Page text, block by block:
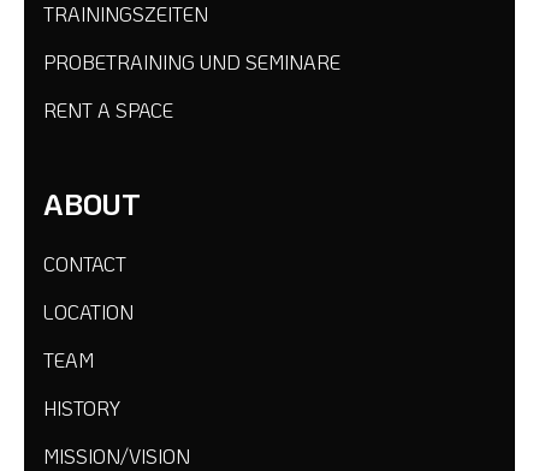
TRAININGSZEITEN
PROBETRAINING UND SEMINARE
RENT A SPACE
ABOUT
CONTACT
LOCATION
TEAM
HISTORY
MISSION/VISION